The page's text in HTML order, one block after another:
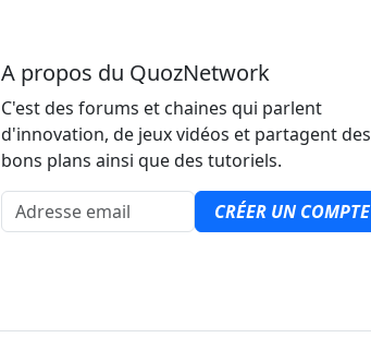
A propos du QuozNetwork
C'est des forums et chaines qui parlent
d'innovation, de jeux vidéos et partagent des
bons plans ainsi que des tutoriels.
Adresse email
CRÉER UN COMPTE